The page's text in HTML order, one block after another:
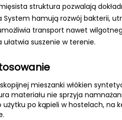
struktura pozwalają
System hamują rozwój bakterii,
transport nawet
ułatwia suszenie w terenie.
mieszanki włókien
materiału nie sprzyja
po kąpieli w hostelach, na